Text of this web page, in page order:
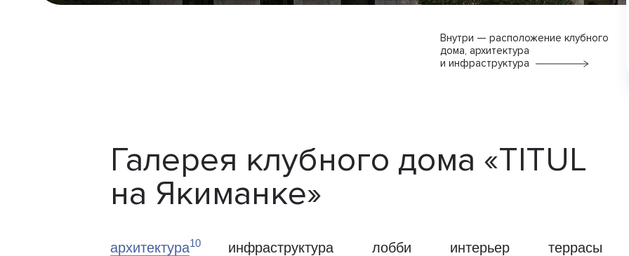
Внутри — расположение клубного
дома, архитектура
и инфраструктура
Галерея клубного дома «TITUL
на Якиманке»
архитектура10 инфраструктура лобби интерьер террасы